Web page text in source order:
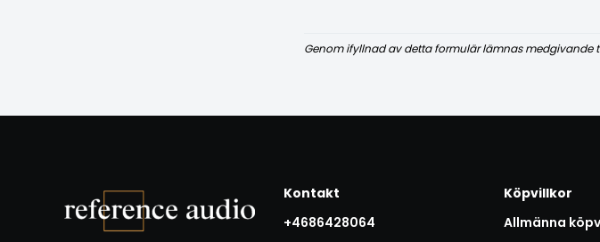
Genom ifyllnad av detta formulär lämnas
Kontakt
+4686428064
Köpvillkor
Allmänna